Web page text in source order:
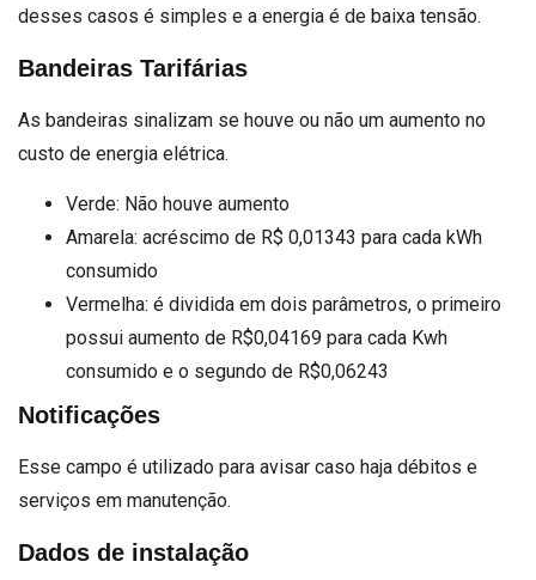
desses casos é simples e a energia é de baixa tensão.
Bandeiras Tarifárias
As bandeiras sinalizam se houve ou não um aumento no
custo de energia elétrica.
Verde: Não houve aumento
Amarela: acréscimo de R$ 0,01343 para cada kWh
consumido
Vermelha: é dividida em dois parâmetros, o primeiro
possui aumento de R$0,04169 para cada Kwh
consumido e o segundo de R$0,06243
Notificações
Esse campo é utilizado para avisar caso haja débitos e
serviços em manutenção.
Dados de instalação